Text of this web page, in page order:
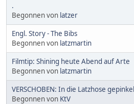
.
Begonnen von latzer
Engl. Story - The Bibs
Begonnen von latzmartin
Filmtip: Shining heute Abend auf Arte
Begonnen von latzmartin
VERSCHOBEN: In die Latzhose
Begonnen von KtV